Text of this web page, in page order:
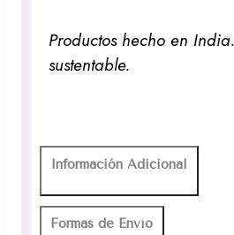
Productos hecho en
sustentable.
Información Adicional
Formas de Envío